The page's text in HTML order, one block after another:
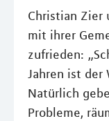
Christian Zier
mit ihrer
zufrieden:
Jahren ist der
Natürlich
Probleme,